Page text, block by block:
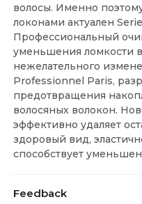
волосы. Именно
локонами актуален
Профессиональный
уменьшения ломкости
нежелательного
Professionnel Paris,
предотвращения
волосяных волокон.
эффективно удаляет
здоровый вид,
способствует
Feedback